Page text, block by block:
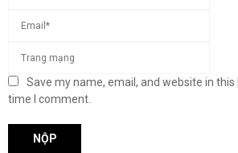
Save my name, email, and website in
time I comment.